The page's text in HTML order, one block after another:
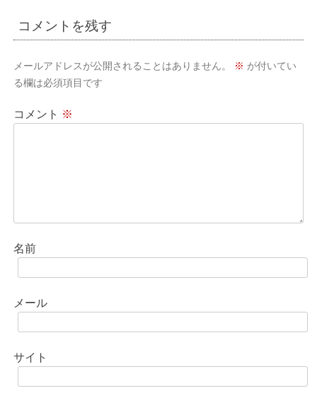
ゲ
シ
ン
コメントを残す
メールアドレスが公開されることはありません。 ※ が付いてい
る欄は必須項目です
コメント ※
名前
メール
サイト